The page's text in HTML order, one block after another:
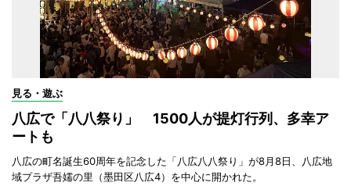
見る・遊ぶ
八広で「八八祭り」 1500人が提灯行列、多幸ア
ートも
八広の町名誕生60周年を記念した「八広八八祭り」が8月8日、八広地
域プラザ吾嬬の里（墨田区八広4）を中心に開かれた。